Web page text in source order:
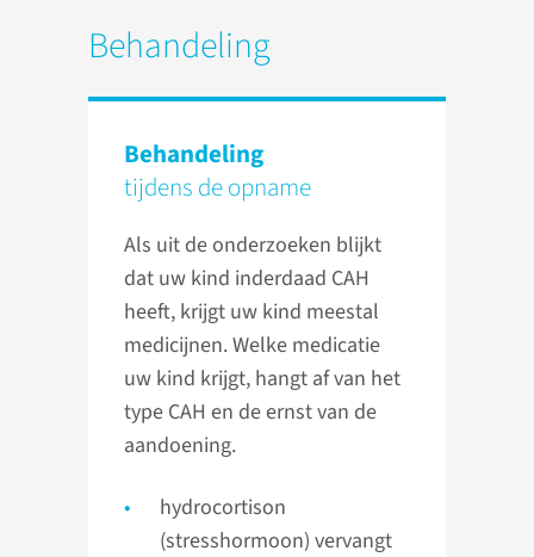
Behandeling
Behandeling
tijdens de opname
Als uit de onderzoeken blijkt
dat uw kind inderdaad CAH
heeft, krijgt uw kind meestal
medicijnen. Welke medicatie
uw kind krijgt, hangt af van het
type CAH en de ernst van de
aandoening.
hydrocortison
(stresshormoon) vervangt